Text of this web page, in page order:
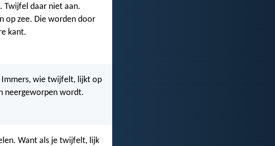
Twijfel daar niet aan.
op zee. Die worden door
kant.
wie twijfelt, lijkt op
neergeworpen wordt.
Want als je twijfelt, lijk